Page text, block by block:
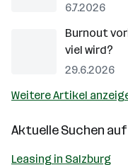
6.7.2026
Burnout
viel wird?
29.6.2026
Weitere Artikel
Aktuelle Suchen auf
Leasing in Salzburg